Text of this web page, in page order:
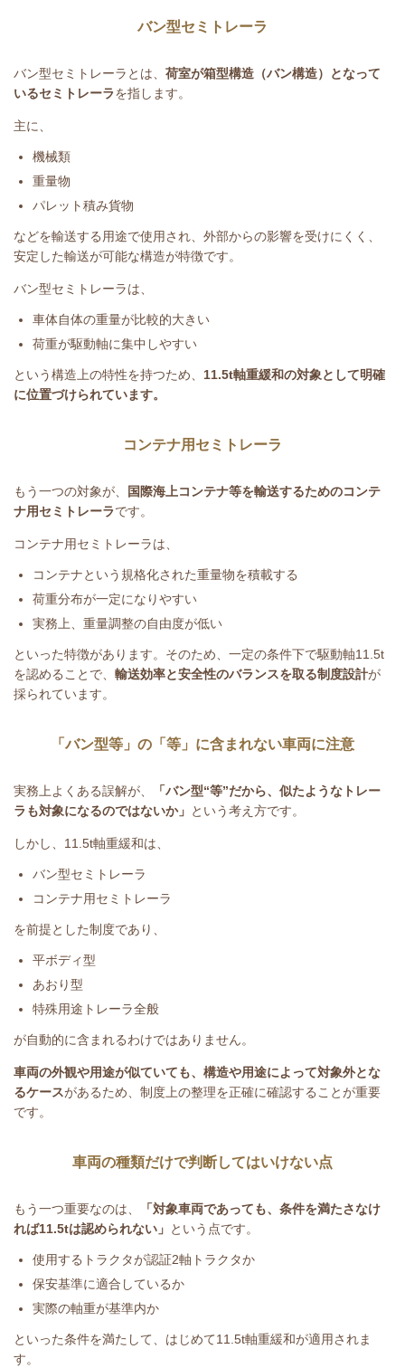
バン型セミトレーラ
バン型セミトレーラとは、 荷室が箱型構造（バン構造）となって
いるセミトレーラを指します。
主に、
機械類
重量物
パレット積み貨物
などを輸送する用途で使用され、外部からの影響を受けにくく、
安定した輸送が可能な構造が特徴です。
バン型セミトレーラは、
車体自体の重量が比較的大きい
荷重が駆動軸に集中しやすい
という構造上の特性を持つため、 11.5t軸重緩和の対象として明確
に位置づけられています。
コンテナ用セミトレーラ
もう一つの対象が、 国際海上コンテナ等を輸送するためのコンテ
ナ用セミトレーラです。
コンテナ用セミトレーラは、
コンテナという規格化された重量物を積載する
荷重分布が一定になりやすい
実務上、重量調整の自由度が低い
といった特徴があります。そのため、一定の条件下で駆動軸11.5t
を認めることで、 輸送効率と安全性のバランスを取る制度設計が
採られています。
「バン型等」の「等」に含まれない車両に注意
実務上よくある誤解が、 「バン型“等”だから、似たようなトレー
ラも対象になるのではないか」 という考え方です。
しかし、 11.5t軸重緩和は、
バン型セミトレーラ
コンテナ用セミトレーラ
を前提とした制度であり、
平ボディ型
あおり型
特殊用途トレーラ全般
が自動的に含まれるわけではありません。
車両の外観や用途が似ていても、構造や用途によって対象外とな
るケースがあるため、制度上の整理を正確に確認することが重要
です。
車両の種類だけで判断してはいけない点
もう一つ重要なのは、
「対象車両であっても、条件を満たさなけ
れば11.5tは認められない」 という点です。
使用するトラクタが認証2軸トラクタか
保安基準に適合しているか
実際の軸重が基準内か
といった条件を満たして、はじめて11.5t軸重緩和が適用されま
す。